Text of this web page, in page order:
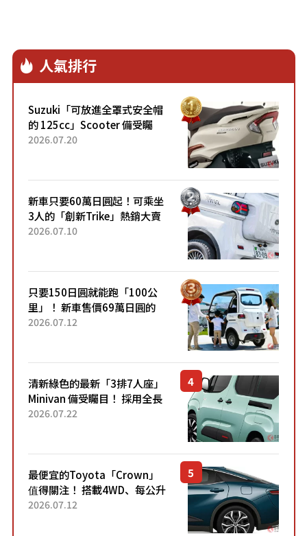
人氣排行
Suzuki「可放進全罩式安全帽
的 125cc」Scooter 備受矚
目！採用全新流線設計與各項
2026.07.20
新車只要60萬日圓起！可乘坐
3人的「創新Trike」熱銷大賣
成為人氣車款！「養車成本真
2026.07.10
只要150日圓就能跑「100公
里」！ 新車售價69萬日圓的
「3人座」Trike大受歡迎！ 順
2026.07.12
清新綠色的最新「3排7人座」
Minivan 備受矚目！ 採用全長
4.7公尺剛剛好的車身尺寸與
2026.07.22
最便宜的Toyota「Crown」
值得關注！ 搭載4WD、每公升
22.4公里低油耗表現超亮眼！
2026.07.12